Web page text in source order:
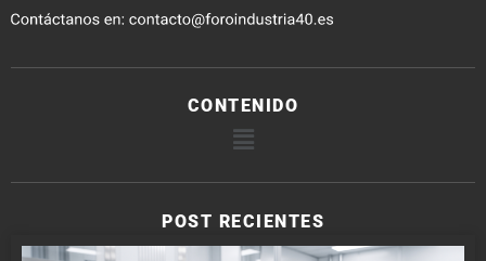
CONTENIDO
POST RECIENTES